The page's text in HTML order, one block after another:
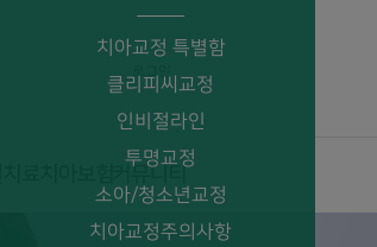
치아교정 특별함
클리피씨교정
인비절라인
투명교정
소아/청소년교정
치아교정주의사항